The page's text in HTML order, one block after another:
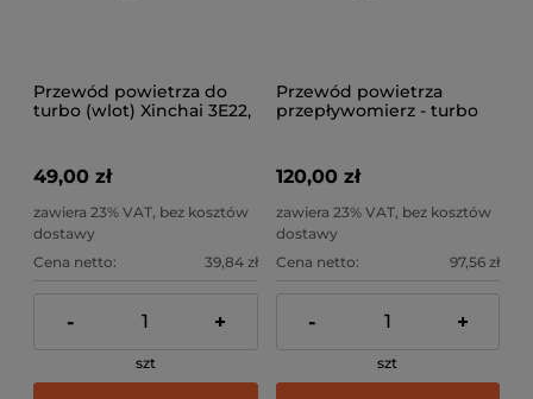
Przewód powietrza do
turbo (wlot) Xinchai 3E22,
49,00 zł
zawiera 23% VAT, bez kosztów
dostawy
Cena netto:
39,84 zł
- +
szt
Przewód powietrza
przepływomierz - turbo
120,00 zł
zawiera 23% VAT, bez kosztów
dostawy
Cena netto:
97,56 zł
- +
szt